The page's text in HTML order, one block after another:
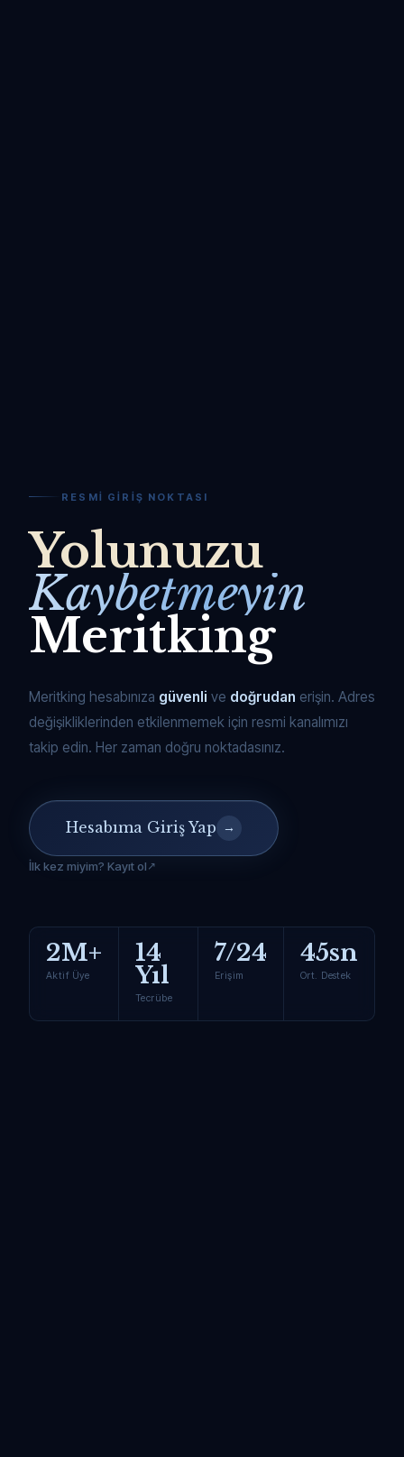
RESMI GIRIŞ NOKTASI
Yolunuzu
Kaybetmeyin
Meritking
Meritking hesabınıza güvenli ve doğrudan erişin. Adres
değişikliklerinden etkilenmemek için resmi kanalımızı
takip edin. Her zaman doğru noktadasınız.
Hesabıma Giriş Yap →
İlk kez miyim? Kayıt ol
2M+
Aktif Üye
14
Yıl
Tecrübe
7/24
Erişim
45sn
Ort. Destek